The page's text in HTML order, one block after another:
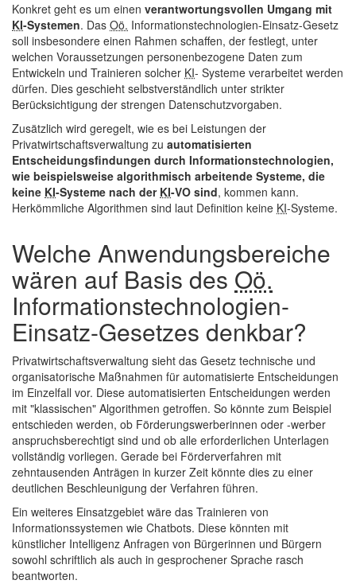
Konkret geht es um einen verantwortungsvollen Umgang mit
KI-Systemen. Das Oö. Informationstechnologien-Einsatz-Gesetz
soll insbesondere einen Rahmen schaffen, der festlegt, unter
welchen Voraussetzungen personenbezogene Daten zum
Entwickeln und Trainieren solcher KI- Systeme verarbeitet werden
dürfen. Dies geschieht selbstverständlich unter strikter
Berücksichtigung der strengen Datenschutzvorgaben.
Zusätzlich wird geregelt, wie es bei Leistungen der
Privatwirtschaftsverwaltung zu automatisierten
Entscheidungsfindungen durch Informationstechnologien,
wie beispielsweise algorithmisch arbeitende Systeme, die
keine KI-Systeme nach der KI-VO sind, kommen kann.
Herkömmliche Algorithmen sind laut Definition keine KI-Systeme.
Welche Anwendungsbereiche
wären auf Basis des Oö.
Informationstechnologien-
Einsatz-Gesetzes denkbar?
Privatwirtschaftsverwaltung sieht das Gesetz technische und
organisatorische Maßnahmen für automatisierte Entscheidungen
im Einzelfall vor. Diese automatisierten Entscheidungen werden
mit "klassischen" Algorithmen getroffen. So könnte zum Beispiel
entschieden werden, ob Förderungswerberinnen oder -werber
anspruchsberechtigt sind und ob alle erforderlichen Unterlagen
vollständig vorliegen. Gerade bei Förderverfahren mit
zehntausenden Anträgen in kurzer Zeit könnte dies zu einer
deutlichen Beschleunigung der Verfahren führen.
Ein weiteres Einsatzgebiet wäre das Trainieren von
Informationssystemen wie Chatbots. Diese könnten mit
künstlicher Intelligenz Anfragen von Bürgerinnen und Bürgern
sowohl schriftlich als auch in gesprochener Sprache rasch
beantworten.